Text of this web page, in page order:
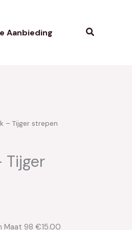
Aanbieding Zoeken
– Tijger strepen
Tijger
Maat 98 €15.00